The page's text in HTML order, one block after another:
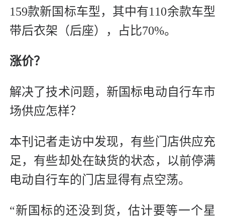
159款新国标车型，其中有110余款车型
带后衣架（后座），占比70%。
涨价？
解决了技术问题，新国标电动自行车市
场供应怎样？
本刊记者走访中发现，有些门店供应充
足，有些却处在缺货的状态，以前停满
电动自行车的门店显得有点空荡。
“新国标的还没到货，估计要等一个星